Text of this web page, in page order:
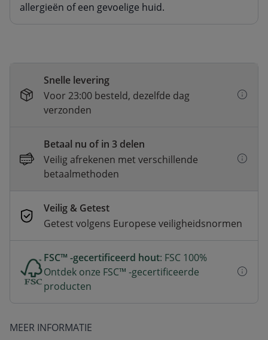
allergieën of een gevoelige huid.
Snelle levering
Voor 23:00 besteld, dezelfde dag
verzonden
Betaal nu of in 3 delen
Veilig afrekenen met verschillende
betaalmethoden
Veilig & Getest
Getest volgens Europese veiligheidsnormen
FSC™ -gecertificeerd hout: FSC 100%
Ontdek onze FSC™ -gecertificeerde
producten
MEER INFORMATIE